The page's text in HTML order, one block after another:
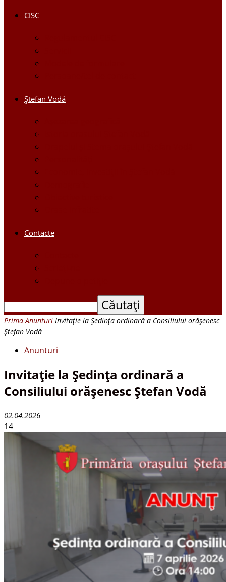
CISC
Ştefan Vodă
Contacte
Prima Anunturi Invitație la Ședința ordinară a Consiliului orășenesc
Ștefan Vodă
Anunturi
Invitație la Ședința ordinară a
Consiliului orășenesc Ștefan Vodă
02.04.2026
14